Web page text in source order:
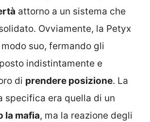
attorno a un sistema che
Ovviamente, la Petyx
suo, fermando gli
indistintamente e
di prendere posizione. La
specifica era quella di un
la mafia, ma la reazione degli